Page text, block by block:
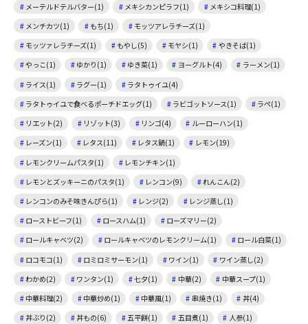
メーテルドテルバター(1)
メキシカンピラフ(1)
メキシコ料理(1)
メンチカツ(1)
もち(1)
モッツアレラチーズ(1)
モッツァレラチーズ(1)
もやし(5) モヤシ(1)
やきそば(1)
やっこ(1)
ゆかり(1) ゆき菜(1) ヨーグルト(4)
ラーメン(1)
ライス(1)
ラグー(1)
ラタトゥイユ(4)
ラタトゥイユで食べるポーチドエッグ(1)
ラビゴットソース(1)
ラペ(1)
リエット(2)
リゾット(3) リンゴ(4)
ルーローハン(1)
レーズン(1)
レタス(11) レタス鍋(1)
レモン(19)
レモンクリームパスタ(1)
レモンチキン(1)
レモンとズッキーニのパスタ(1)
レンコン(9)
れんこん(2)
レンコンのみそ味きんぴら(1)
レンジ(2)
レンジ蒸し(1)
ローストビーフ(1)
ロースハム(1)
ローズマリー(2)
ロールキャベツ(2)
ロールキャベツのレモンクリーム(1)
ロール白菜(1)
ロコモコ(1)
ロミロミサーモン(1) ワイン(1)
ワイン蒸し(2)
わかめ(2)
ワンタン(1) 七夕(1) 中華(2)
中華スープ(1)
中華料理(2)
中華炒め(1) 中華風(1) 串焼き(1)
丼(4)
丼ぶり(2)
丼もの(6) 五平餅(1) 五目煮(1)
人参(1)